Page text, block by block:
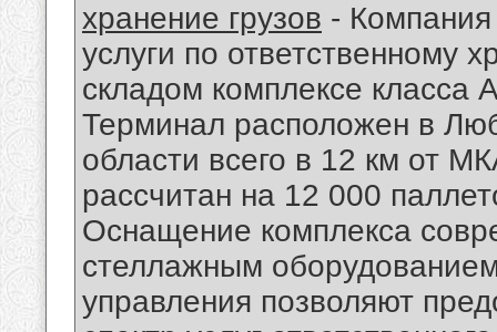
хранение грузов -
услуги по ответственному
складом комплексе класса
Терминал расположен в
области всего в 12 км от
рассчитан на 12 000
Оснащение комплекса
стеллажным
управления позволяют